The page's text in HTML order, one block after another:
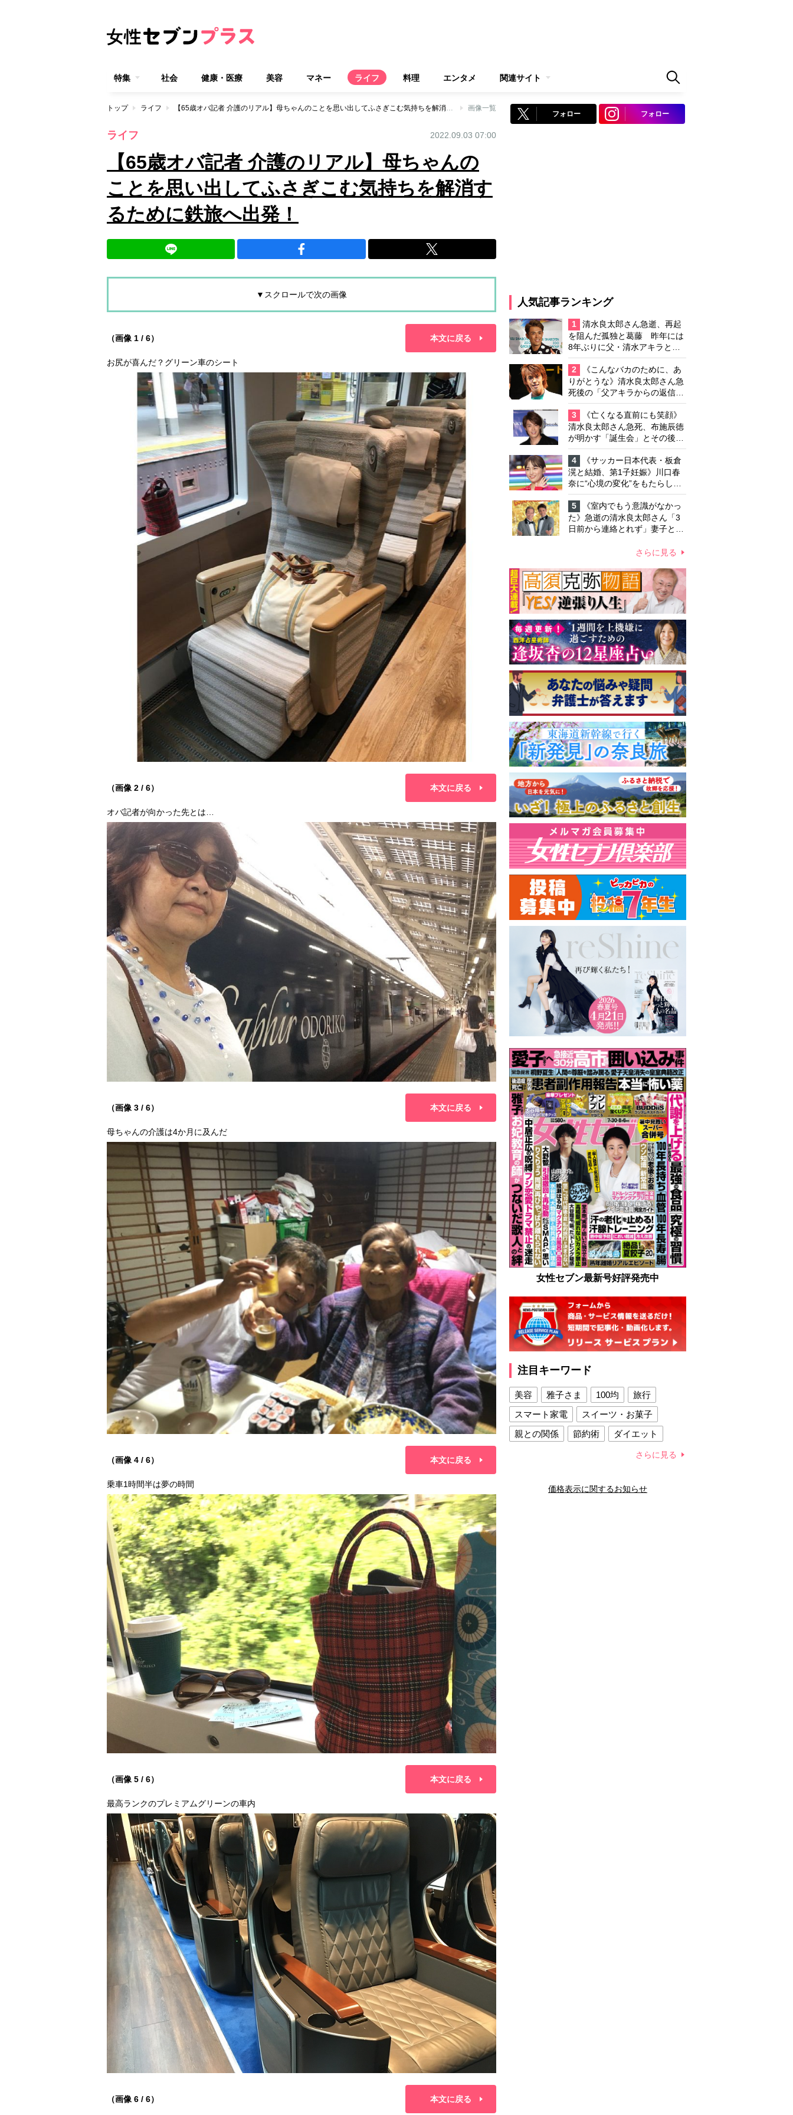
特集 社会 健康・医療 美容 マネー ライフ 料理 エンタメ 関連サイト
トップ ライフ 【65歳オバ記者 介護のリアル】母ちゃんのことを思い出してふさぎこむ気持ちを解消するために鉄旅へ出発！ 画像一覧
ライフ 2022.09.03 07:00
【65歳オバ記者 介護のリアル】母ちゃんの
ことを思い出してふさぎこむ気持ちを解消す
るために鉄旅へ出発！
▼スクロールで次の画像
（画像 1 / 6） 本文に戻る
お尻が喜んだ？グリーン車のシート
（画像 2 / 6） 本文に戻る
オバ記者が向かった先とは…
（画像 3 / 6） 本文に戻る
母ちゃんの介護は4か月に及んだ
（画像 4 / 6） 本文に戻る
乗車1時間半は夢の時間
（画像 5 / 6） 本文に戻る
最高ランクのプレミアムグリーンの車内
（画像 6 / 6） 本文に戻る
フォロー フォロー
人気記事ランキング
1
清水良太郎さん急逝、再起
を阻んだ孤独と葛藤 昨年には
8年ぶりに父・清水アキラと共
演、本格的な活動再開に向かっ
ていたが…周囲が懸念していた
「不安定なところ」
2
《こんなバカのために、あ
りがとうな》清水良太郎さん急
死後の「父アキラからの返信」
布施辰徳が涙で明かす「順番が
違う」
3
《亡くなる直前にも笑顔》
清水良太郎さん急死、布施辰徳
が明かす「誕生会」とその後の
メッセージ
4
《サッカー日本代表・板倉
滉と結婚、第1子妊娠》川口春
奈に“心境の変化”をもたらした
主演映画『ママせか』 身を削
って「がんに蝕まれる母」を演
じた壮絶な撮影現場
5
《室内でもう意識がなかっ
た》急逝の清水良太郎さん「3
日前から連絡とれず」妻子とは
さらに見る
女性セブン最新号好評発売中
注目キーワード
美容 雅子さま 100均
旅行
スマート家電
スイーツ・お菓子
親との関係
節約術
ダイエット
夫との関係
新津春子 どか食い
さらに見る
価格表示に関するお知らせ